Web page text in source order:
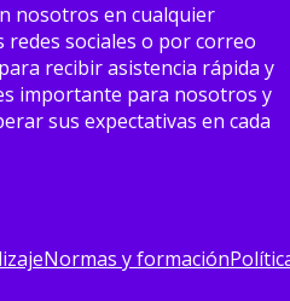
nosotros en cualquier
redes sociales o por correo
recibir asistencia rápida y
importante para nosotros y
sus expectativas en cada
Normas y formación